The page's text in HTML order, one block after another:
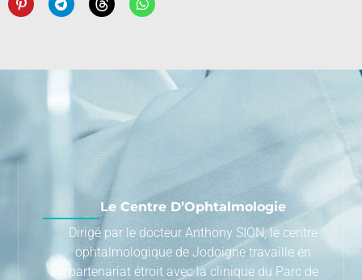
Le Centre D’Ophtalmologie
Dirigé par le docteur Anthony SION, le centre
ophtalmologique de Jodoigne travaille en
partenariat étroit avec la clinique du Parc de